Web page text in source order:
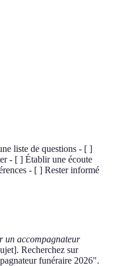
liste de questions - [ ]
- [ ] Établir une écoute
- [ ] Rester informé
un accompagnateur
Recherchez sur
funéraire 2026".